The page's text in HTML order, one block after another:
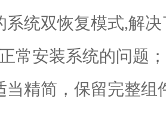
系统双恢复模式,解
常安装系统的问题；
当精简，保留完整组